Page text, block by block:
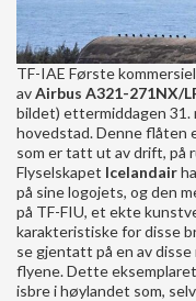
TF-IAE Første
avAirbus A321-271NX/
bildet) ettermiddagen 31.
hovedstad. Denne flåten
som er tatt ut av drift, på
Flyselskapet Icelandair
på sine logojets, og den
på TF-FIU, et ekte
karakteristiske for disse
se gjentatt på en av
flyene. Dette
isbre i høylandet som,